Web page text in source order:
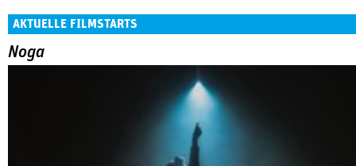
AKTUELLE FILMSTARTS
Noga